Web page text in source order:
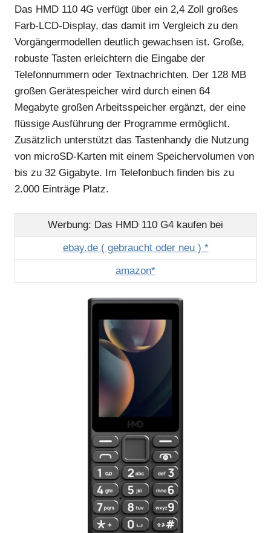
Das HMD 110 4G verfügt über ein 2,4 Zoll großes
Farb-LCD-Display, das damit im Vergleich zu den
Vorgängermodellen deutlich gewachsen ist. Große,
robuste Tasten erleichtern die Eingabe der
Telefonnummern oder Textnachrichten. Der 128 MB
großen Gerätespeicher wird durch einen 64
Megabyte großen Arbeitsspeicher ergänzt, der eine
flüssige Ausführung der Programme ermöglicht.
Zusätzlich unterstützt das Tastenhandy die Nutzung
von microSD-Karten mit einem Speichervolumen von
bis zu 32 Gigabyte. Im Telefonbuch finden bis zu
2.000 Einträge Platz.
Werbung: Das HMD 110 G4 kaufen bei
ebay.de ( gebraucht oder neu ) *
amazon*